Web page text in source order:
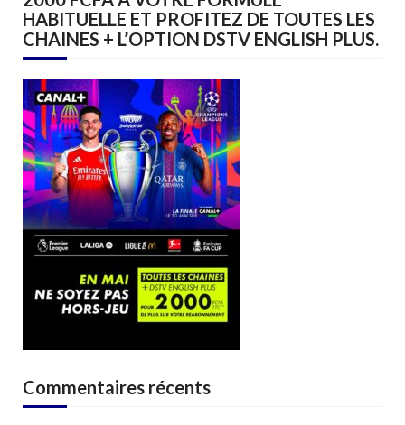
HABITUELLE ET PROFITEZ DE TOUTES LES
CHAINES + L’OPTION DSTV ENGLISH PLUS.
Commentaires récents